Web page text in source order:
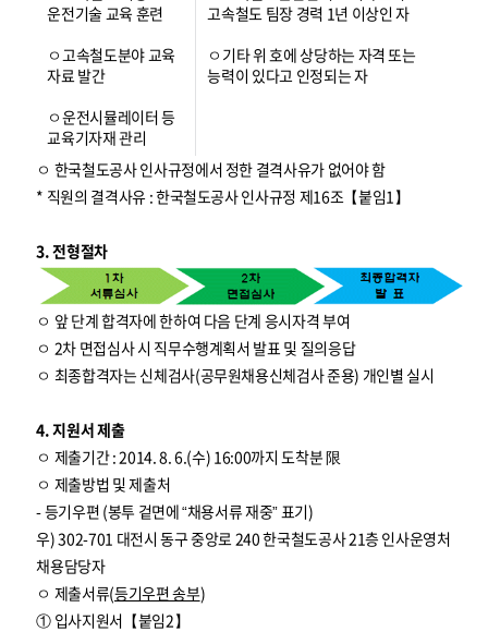
운전기술 교육 훈련
ㅇ고속철도분야 교육
자료 발간
ㅇ운전시뮬레이터 등
교육기자재 관리
고속철도 팀장 경력 1년 이상인 자
ㅇ기타 위 호에 상당하는 자격 또는
능력이 있다고 인정되는 자
ㅇ 한국철도공사 인사규정에서 정한 결격사유가 없어야 함
* 직원의 결격사유 : 한국철도공사 인사규정 제16조【붙임1】
3. 전형절차
ㅇ 앞 단계 합격자에 한하여 다음 단계 응시자격 부여
ㅇ 2차 면접심사 시 직무수행계획서 발표 및 질의응답
ㅇ 최종합격자는 신체검사(공무원채용신체검사 준용) 개인별 실시
4. 지원서 제출
ㅇ 제출기간 : 2014. 8. 6.(수) 16:00까지 도착분 限
ㅇ 제출방법 및 제출처
- 등기우편 (봉투 겉면에 “채용서류 재중” 표기)
우) 302-701 대전시 동구 중앙로 240 한국철도공사 21층 인사운영처
채용담당자
ㅇ 제출서류(등기우편 송부)
① 입사지원서【붙임2】